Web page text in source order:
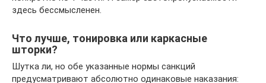
здесь бессмысленен.
Что лучше, тонировка или каркасные
шторки?
Шутка ли, но обе указанные нормы санкций
предусматривают абсолютно одинаковые наказания: